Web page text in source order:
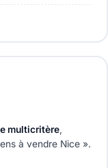
multicritère,
à vendre Nice ».